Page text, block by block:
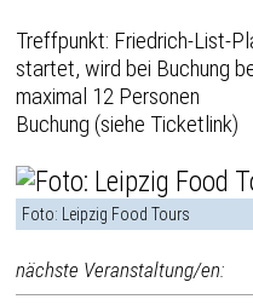
Treffpunkt: Friedrich-List-
startet, wird bei Buchung
maximal 12 Personen
Buchung (siehe Ticketlink)
Foto: Leipzig Food Tours
nächste Veranstaltung/en: